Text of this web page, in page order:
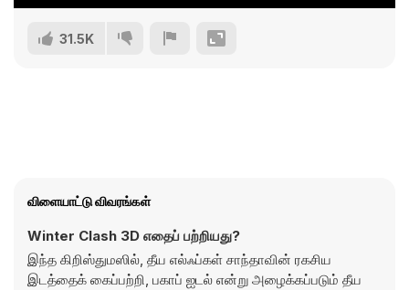
31.5K
விளையாட்டு விவரங்கள்
Winter Clash 3D எதைப் பற்றியது?
இந்த கிறிஸ்துமஸில், தீய எல்ஃப்கள் சாந்தாவின் ரகசிய
இடத்தைக் கைப்பற்றி, பகாப் ஐடல் என்று அழைக்கப்படும் தீய